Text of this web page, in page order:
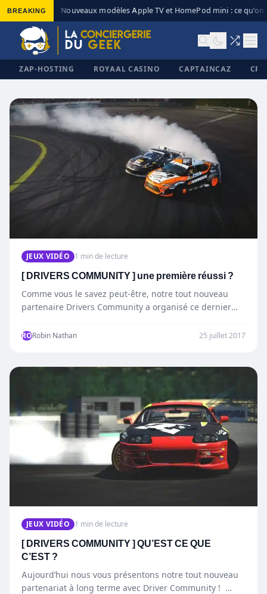
BREAKING Nouveaux modèles Apple TV et HomePod mini : ce qu’on
ZAP-HOSTING ROYAAL CASINO CAPTAINCAZ
JEUX VIDÉO 1 min de lecture
[ DRIVERS COMMUNITY ] une première réussi ?
Comme vous le savez peut-être, notre tout nouveau
partenaire Drivers Community a organisé ce dernier
RORobin Nathan 25 juillet 2017
JEUX VIDÉO 1 min de lecture
[ DRIVERS COMMUNITY ] QU’EST CE QUE
C’EST ?
Aujourd’hui nous vous présentons notre tout nouveau
partenariat à long terme avec Driver Community !